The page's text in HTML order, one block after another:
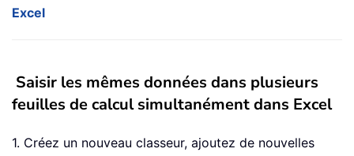
Excel
Saisir les mêmes données dans plusieurs
feuilles de calcul simultanément dans Excel
1. Créez un nouveau classeur, ajoutez de nouvelles